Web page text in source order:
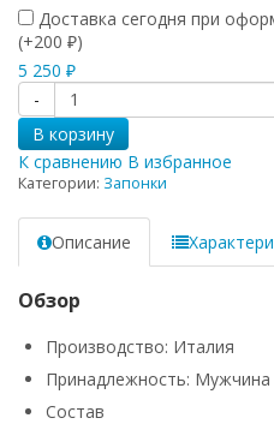
Доставка сегодня при
(+200 ₽)
5 250 ₽
-
В корзину
К сравнению В избранное
Категории: Запонки
Описание
Обзор
Производство: Италия
Принадлежность: Мужчина
Состав